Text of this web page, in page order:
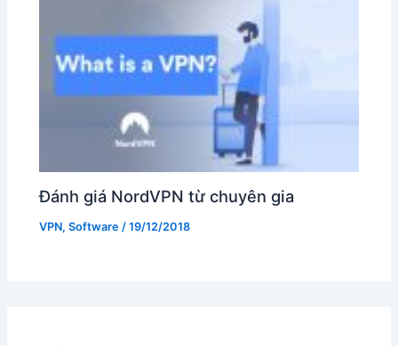
Đánh giá NordVPN từ chuyên gia
VPN,Software /19/12/2018